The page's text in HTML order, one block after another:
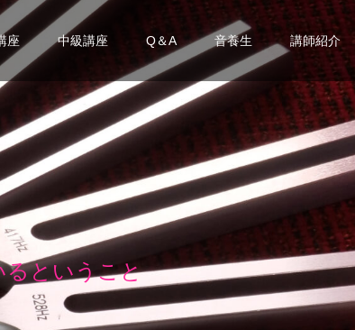
座 中級講座 Q＆A 音養生 講師紹介
うこと は、振動して